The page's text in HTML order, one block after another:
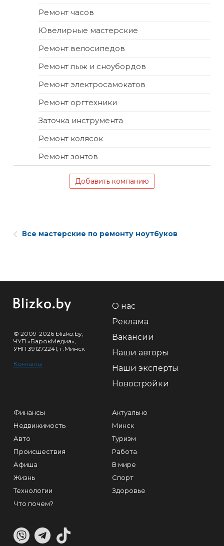
Ремонт часов
Ювелирные мастерские
Ремонт велосипедов
Ремонт лыж и сноубордов
Ремонт электросамокатов
Ремонт оргтехники
Заточка инструмента
Ремонт колясок
Ремонт зонтов
Добавить компанию
Все мастерские по ремонту ноутбуков
© 2009-2026 blizko.by,
ЧУП «БарокМедиа»,
УНП 391272241, г.Минск
Контакты
О нас
Реклама
Вакансии
Наши авторы
Наши эксперты
Новостройки
Финансы
Недвижимость
Авто
Происшествия
Афиша
Жизнь
Технологии
Что почем?
Актуально
Минск
Туризм
Работа
В мире
Спорт
Здоровье